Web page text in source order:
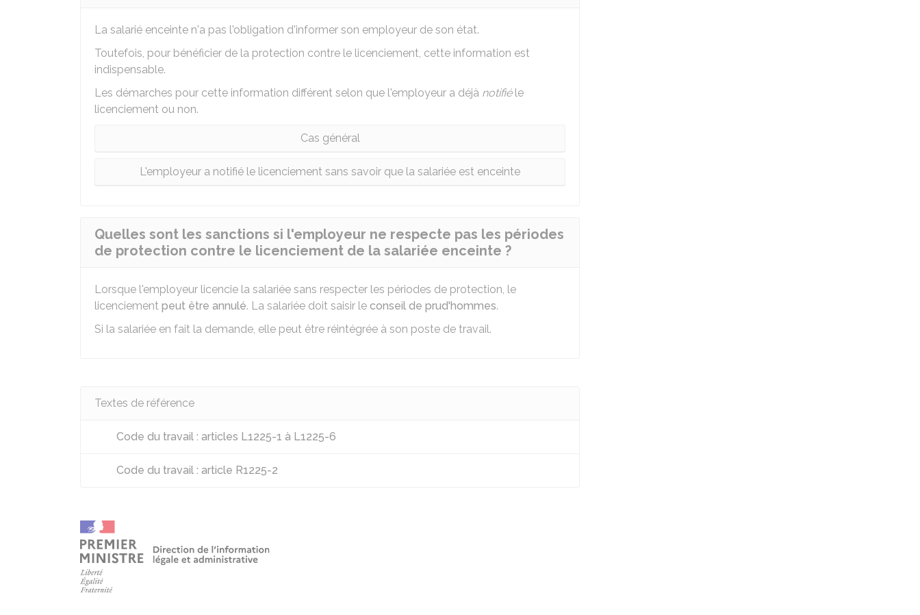
La salarié enceinte n'a pas l'obligation d'informer son employeur de son état.
Toutefois, pour bénéficier de la protection contre le licenciement, cette information est
indispensable.
Les démarches pour cette information différent selon que l'employeur a déjà notifiéle
licenciement ou non.
Cas général
L'employeur a notifié le licenciement sans savoir que la salariée est enceinte
Quelles sont les sanctions si l'employeur ne respecte pas les périodes
de protection contre le licenciement de la salariée enceinte ?
Lorsque l'employeur licencie la salariée sans respecter les périodes de protection, le
licenciement peut être annulé. La salariée doit saisir le conseil de prud'hommes.
Si la salariée en fait la demande, elle peut être réintégrée à son poste de travail.
Textes de référence
Code du travail : articles L1225-1 à L1225-6
Code du travail : article R1225-2